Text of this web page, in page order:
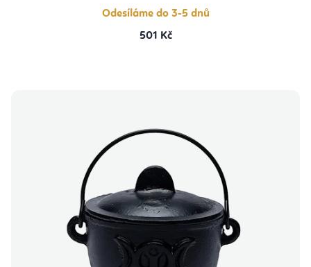
hvězdiček.
Odesíláme do 3-5 dnů
501 Kč